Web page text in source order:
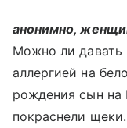
анонимно,
Можно ли давать
аллергией на
рождения сын
покраснели